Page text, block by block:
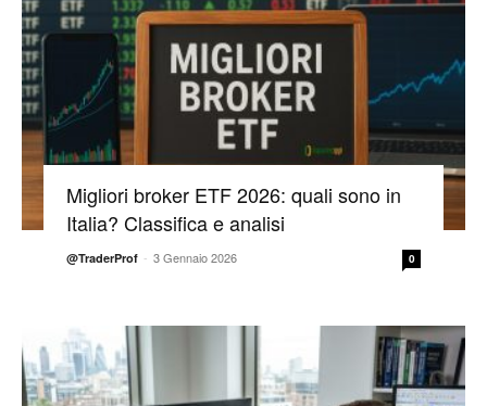
Migliori broker ETF 2026: quali sono in
Italia? Classifica e analisi
@TraderProf - 3 Gennaio 2026 0